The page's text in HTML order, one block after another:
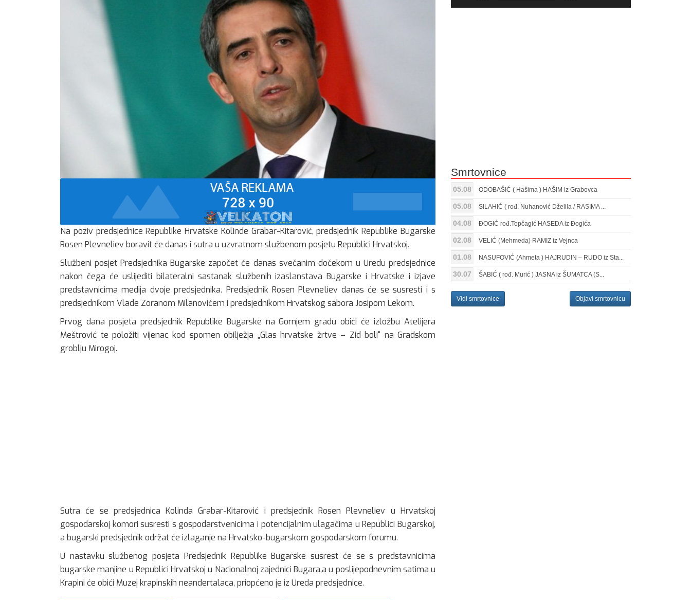
Na poziv predsjednice Republike Hrvatske Kolinde Grabar-Kitarović, predsjednik Republike Bugarske
Rosen Plevneliev boravit će danas i sutra u uzvratnom službenom posjetu Republici Hrvatskoj.
Službeni posjet Predsjednika Bugarske započet će danas svečanim dočekom u Uredu predsjednice
nakon čega će uslijediti bilateralni sastanak službenih izaslanstava Bugarske i Hrvatske i izjave
predstavnicima medija dvoje predsjednika. Predsjednik Rosen Plevneliev danas će se susresti i s
predsjednikom Vlade Zoranom Milanovićem i predsjednikom Hrvatskog sabora Josipom Lekom.
Prvog dana posjeta predsjednik Republike Bugarske na Gornjem gradu obići će izložbu Atelijera
Meštrović te položiti vijenac kod spomen obilježja „Glas hrvatske žrtve – Zid boli“ na Gradskom
groblju Mirogoj.
Sutra će se predsjednica Kolinda Grabar-Kitarović i predsjednik Rosen Plevneliev u Hrvatskoj
gospodarskoj komori susresti s gospodarstvenicima i potencijalnim ulagačima u Republici Bugarskoj,
a bugarski predsjednik održat će izlaganje na Hrvatsko-bugarskom gospodarskom forumu.
U nastavku službenog posjeta Predsjednik Republike Bugarske susrest će se s predstavnicima
bugarske manjine u Republici Hrvatskoj u Nacionalnoj zajednici Bugara,a u poslijepodnevnim satima u
Krapini će obići Muzej krapinskih neandertalaca, priopćeno je iz Ureda predsjednice.
Gore/Dole
Smrtovnice
05.08 ODOBAŠIĆ ( Hašima ) HAŠIM iz Grabovca
05.08 SILAHIĆ ( rođ. Nuhanović Dželila / RASIMA ...
04.08 ĐOGIĆ rođ.Topčagić HASEDA iz Đogića
02.08 VELIĆ (Mehmeda) RAMIZ iz Vejnca
01.08 NASUFOVIĆ (Ahmeta ) HAJRUDIN – RUDO iz Sta...
30.07 ŠABIĆ ( rođ. Murić ) JASNA iz ŠUMATCA (S...
Vidi smrtovnice Objavi smrtovnicu